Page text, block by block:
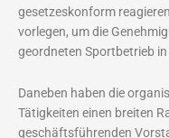
gesetzeskonform
vorlegen, um die
geordneten Sportbetrieb
Daneben haben die
Tätigkeiten einen breiten
geschäftsführenden